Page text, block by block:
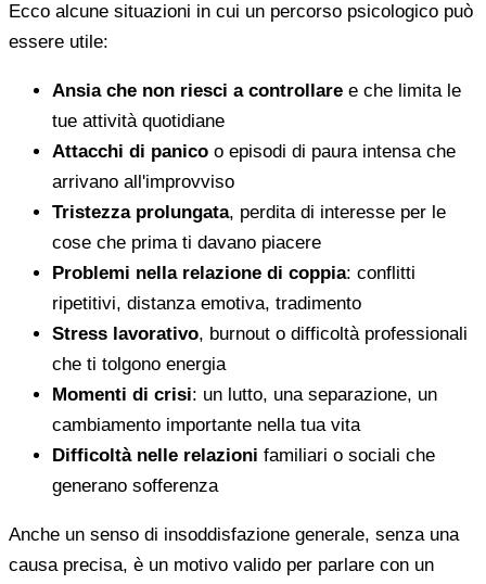
Ecco alcune situazioni in cui un percorso psicologico può
essere utile:
Ansia che non riesci a controllare e che limita le
tue attività quotidiane
Attacchi di panico o episodi di paura intensa che
arrivano all'improvviso
Tristezza prolungata, perdita di interesse per le
cose che prima ti davano piacere
Problemi nella relazione di coppia: conflitti
ripetitivi, distanza emotiva, tradimento
Stress lavorativo, burnout o difficoltà professionali
che ti tolgono energia
Momenti di crisi: un lutto, una separazione, un
cambiamento importante nella tua vita
Difficoltà nelle relazioni familiari o sociali che
generano sofferenza
Anche un senso di insoddisfazione generale, senza una
causa precisa, è un motivo valido per parlare con un